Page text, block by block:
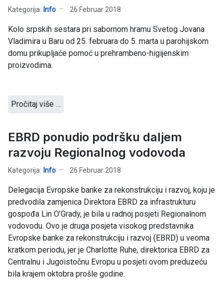
Kategorija: Info 26 Februar 2018
Kolo srpskih sestara pri sabornom hramu Svetog Jovana
Vladimira u Baru od 25. februara do 5. marta u parohijskom
domu prikupljaće pomoć u prehrambeno-higijenskim
proizvodima.
Pročitaj više …
EBRD ponudio podršku daljem
razvoju Regionalnog vodovoda
Kategorija: Info 26 Februar 2018
Delegacija Evropske banke za rekonstrukciju i razvoj, koju je
predvodila zamjenica Direktora EBRD za infrastrukturu
gospođa Lin O’Grady, je bila u radnoj posjeti Regionalnom
vodovodu. Ovo je druga posjeta visokog predstavnika
Evropske banke za rekonstrukciju i razvoj (EBRD) u veoma
kratkom periodu, jer je Charlotte Ruhe, direktorica EBRD za
Centralnu i Jugoistočnu Evropu u posjeti ovom preduzeću
bila krajem oktobra prošle godine.